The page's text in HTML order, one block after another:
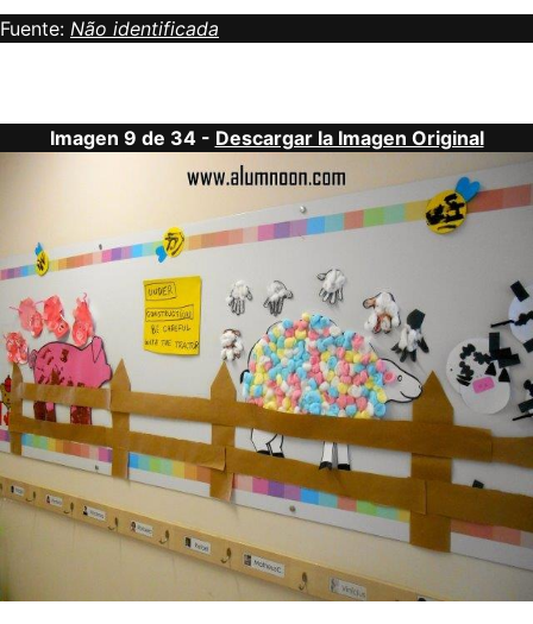
Fuente: Não identificada
Imagen 9 de 34 - Descargar la Imagen Original